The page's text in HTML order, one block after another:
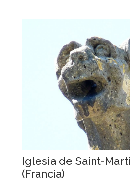
Iglesia de Saint-
(Francia)